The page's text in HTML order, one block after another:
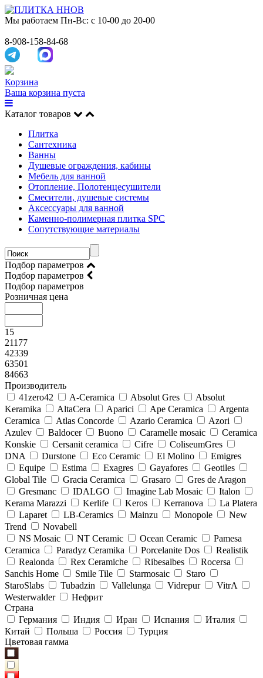
Мы работаем Пн-Вс: с 10-00 до 20-00
8-908-158-84-68
Корзина
Ваша корзина пуста
Каталог товаров
Плитка
Сантехника
Ванны
Душевые ограждения, кабины
Мебель для ванной
Отопление, Полотенцесушители
Смесители, душевые системы
Аксессуары для ванной
Каменно-полимерная плитка SPC
Сопутствующие материалы
Подбор параметров
Подбор параметров
Подбор параметров
Розничная цена
15
21177
42339
63501
84663
Производитель
41zero42
A-Ceramica Absolut Gres
Absolut
Keramika
AltaCera Aparici Ape Ceramica
Argenta
Ceramica
Atlas Concorde Azario Ceramica
Azori
Azulev
Baldocer Buono Caramelle mosaic
Ceramica
Konskie
Cersanit ceramica Cifre
ColiseumGres
DNA
Durstone Eco Ceramic El Molino
Emigres
Equipe
Estima Exagres Gayafores
Geotiles
Global Tile
Gracia Ceramica Grasaro
Gres de Aragon
Gresmanc
IDALGO Imagine Lab Mosaic
Italon
Kerama Marazzi
Kerlife Keros Kerranova
La Platera
Laparet
LB-Ceramics Mainzu Monopole
New
Trend
Novabell
NS Mosaic
NT Ceramic Ocean Ceramic
Pamesa
Ceramica
Paradyz Сeramika Porcelanite Dos
Realistik
Realonda
Rex Ceramiche Ribesalbes
Rocersa
Sanchis Home
Smile Tile Starmosaic
Staro
StaroSlabs
Tubadzin Vallelunga Vidrepur
VitrA
Westerwalder
Нефрит
Страна
Германия
Индия Иран Испания
Италия
Китай
Польша Россия
Турция
Цветовая гамма